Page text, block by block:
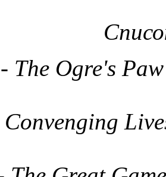
The Ogre's
Convenging